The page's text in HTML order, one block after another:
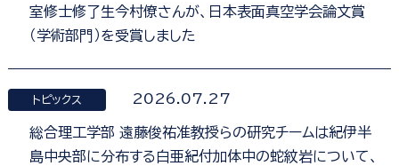
室修士修了生今村僚さんが、日本表面真空学会論文賞
（学術部門）を受賞しました
トピックス 2026.07.27
総合理工学部 遠藤俊祐准教授らの研究チームは紀伊半
島中央部に分布する白亜紀付加体中の蛇紋岩について、